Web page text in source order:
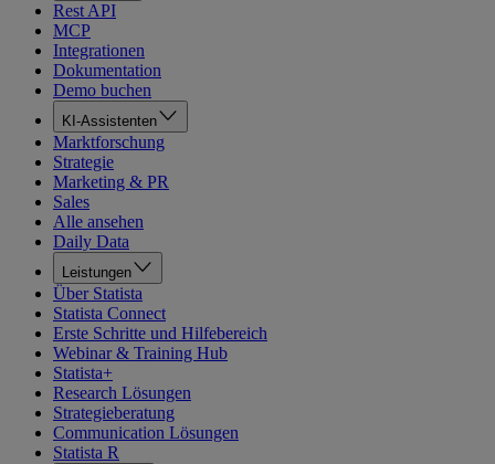
Rest API
MCP
Integrationen
Dokumentation
Demo buchen
KI-Assistenten
Marktforschung
Strategie
Marketing & PR
Sales
Alle ansehen
Daily Data
Leistungen
Über Statista
Statista Connect
Erste Schritte und Hilfebereich
Webinar & Training Hub
Statista+
Research Lösungen
Strategieberatung
Communication Lösungen
Statista R